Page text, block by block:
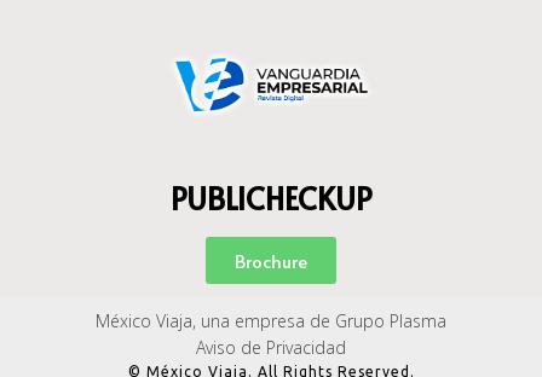
PUBLICHECKUP
Brochure
México Viaja, una empresa de Grupo Plasma
Aviso de Privacidad
© México Viaja. All Rights Reserved.